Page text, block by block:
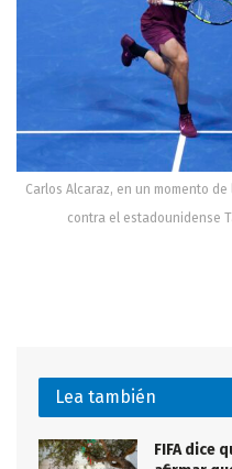
Carlos Alcaraz, en un momento
contra el estadounidense
Lea también
FIFA dice